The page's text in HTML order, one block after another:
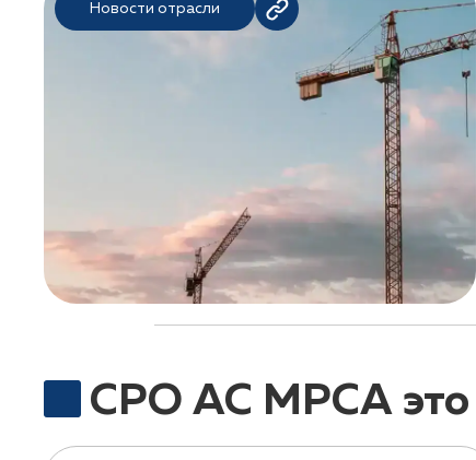
Новости отрасли
СРО АС МРСА это